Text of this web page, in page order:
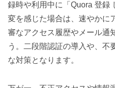
録時や利用中に「Quora 登録
変を感じた場合は、速やかに
審なアクセス履歴やメール通
う。二段階認証の導入や、不
な対策となります。